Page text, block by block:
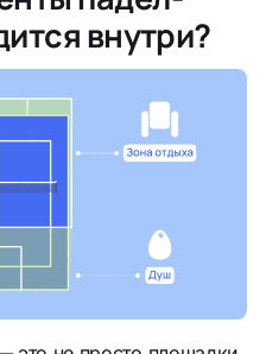
внутри?